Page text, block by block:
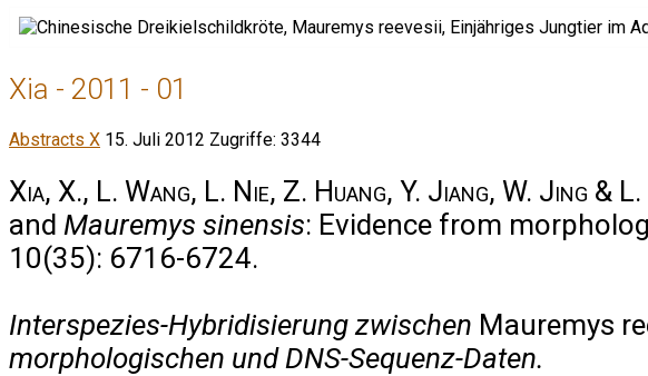
Xia - 2011 - 01
Abstracts X 15. Juli 2012 Zugriffe: 3344
Xia, X., L. Wang, L. Nie, Z. Huang, Y. Jiang, W. Jing & L.
and Mauremys sinensis: Evidence from
10(35): 6716-6724.
Interspezies-Hybridisierung zwischen Mauremys
morphologischen und DNS-Sequenz-Daten.